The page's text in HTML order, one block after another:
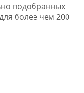
подобранных
более чем 200